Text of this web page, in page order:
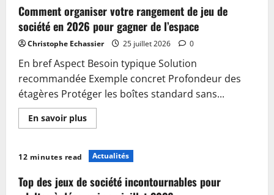
du
Tour
:
lancement
de
la
trilogie
alpine
intense
Comment organiser votre rangement de jeu de
société en 2026 pour gagner de l’espace
Christophe Echassier 25 juillet 2026 0
En bref Aspect Besoin typique Solution
recommandée Exemple concret Profondeur des
étagères Protéger les boîtes standard sans...
En savoir plusEn
savoir
Comment
organiser
rangement
de
12 minutes read Actualités
Top des jeux de société incontournables pour